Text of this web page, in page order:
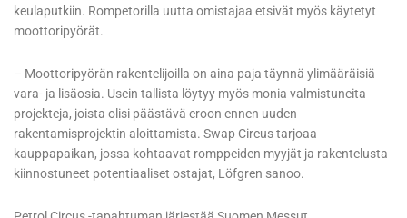
keulaputkiin. Rompetorilla uutta omistajaa etsivät myös käytetyt
moottoripyörät.
– Moottoripyörän rakentelijoilla on aina paja täynnä ylimääräisiä
vara- ja lisäosia. Usein tallista löytyy myös monia valmistuneita
projekteja, joista olisi päästävä eroon ennen uuden
rakentamisprojektin aloittamista. Swap Circus tarjoaa
kauppapaikan, jossa kohtaavat romppeiden myyjät ja rakentelusta
kiinnostuneet potentiaaliset ostajat, Löfgren sanoo.